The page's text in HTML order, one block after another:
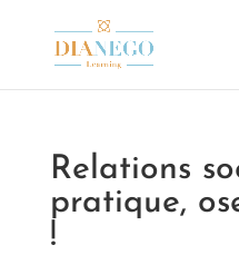
Relations
pratique,
!